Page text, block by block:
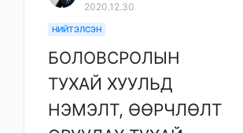
2020.12.30
НИЙТЭЛСЭН
БОЛОВСРОЛЫН
ТУХАЙ ХУУЛЬД
НЭМЭЛТ, ӨӨРЧЛӨЛТ